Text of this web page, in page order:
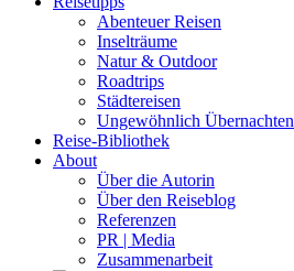
Abenteuer Reisen
Inselträume
Natur & Outdoor
Roadtrips
Städtereisen
Ungewöhnlich Übernachten
Reise-Bibliothek
About
Über die Autorin
Über den Reiseblog
Referenzen
PR | Media
Zusammenarbeit